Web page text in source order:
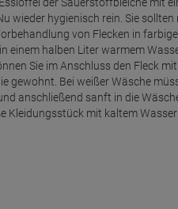
wieder hygienisch rein. Sie sollten
von Flecken in
einem halben Liter warmem
Sie im Anschluss den Fleck
gewohnt. Bei weißer Wäsche
anschließend sanft in die
Kleidungsstück mit kaltem